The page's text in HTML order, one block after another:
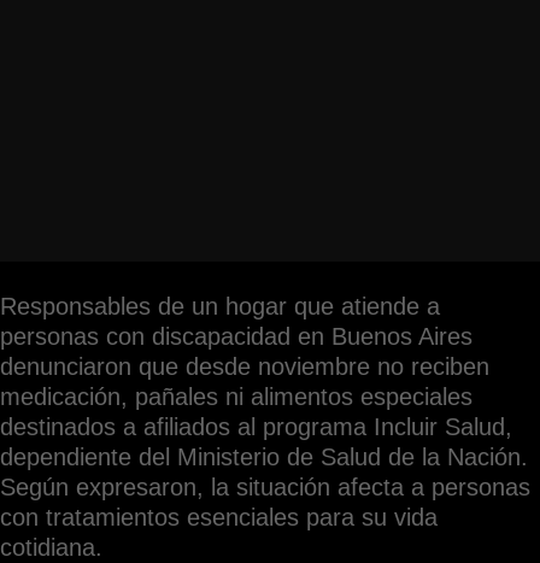
Responsables de un hogar que atiende a
personas con discapacidad en Buenos Aires
denunciaron que desde noviembre no reciben
medicación, pañales ni alimentos especiales
destinados a afiliados al programa Incluir Salud,
dependiente del Ministerio de Salud de la Nación.
Según expresaron, la situación afecta a personas
con tratamientos esenciales para su vida
cotidiana.